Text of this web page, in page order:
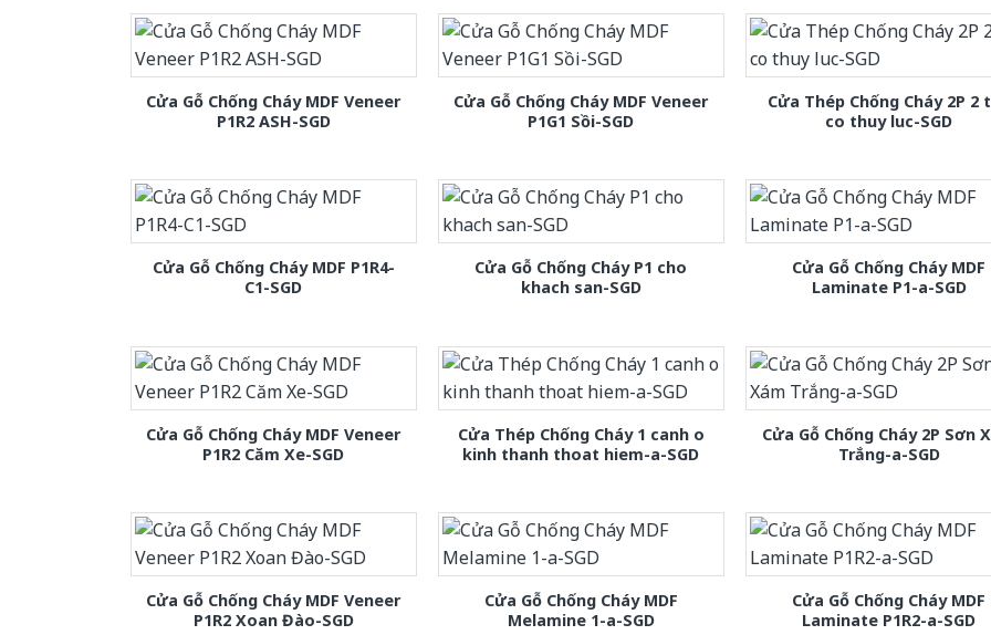
Cửa Gỗ Chống Cháy MDF Veneer
P1R2 ASH-SGD
Cửa Gỗ Chống Cháy MDF Veneer
P1G1 Sồi-SGD
Cửa Thép Chống Cháy 2P 2
co thuy luc-SGD
Cửa Gỗ Chống Cháy MDF P1R4-
C1-SGD
Cửa Gỗ Chống Cháy P1 cho
khach san-SGD
Cửa Gỗ Chống Cháy MDF
Laminate P1-a-SGD
Cửa Gỗ Chống Cháy MDF Veneer
P1R2 Căm Xe-SGD
Cửa Thép Chống Cháy 1 canh o
kinh thanh thoat hiem-a-SGD
Cửa Gỗ Chống Cháy 2P Sơn
Trắng-a-SGD
Cửa Gỗ Chống Cháy MDF Veneer
P1R2 Xoan Đào-SGD
Cửa Gỗ Chống Cháy MDF
Melamine 1-a-SGD
Cửa Gỗ Chống Cháy MDF
Laminate P1R2-a-SGD